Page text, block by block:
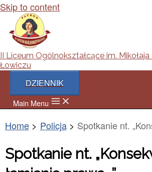
Skip to content
II Liceum Ogólnokształcące im.
Łowiczu
DZIENNIK
Main Menu
Home Policja Spotkanie nt.
Spotkanie nt.